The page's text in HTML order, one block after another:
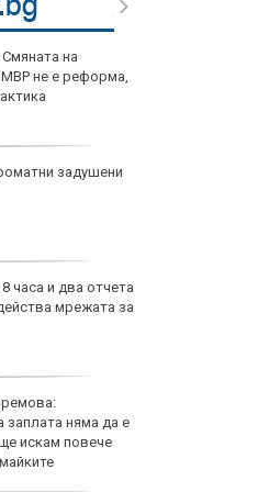
на
не е реформа,
задушени
часа и два отчета
мрежата за
заплата няма да е
искам повече